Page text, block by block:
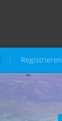
Registrieren